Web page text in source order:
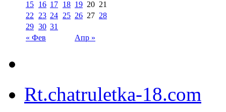
« Фев Апр »
15 16 17 18 19 20 21
22
23 24 25 26 27 28
29 30 31
Rt.chatruletka-18.com